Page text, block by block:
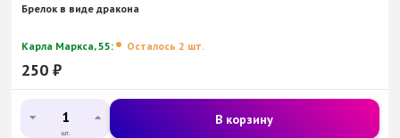
Брелок в виде дракона
Карла Маркса, 55: Осталось 2 шт.
250 ₽
шт.
В корзину